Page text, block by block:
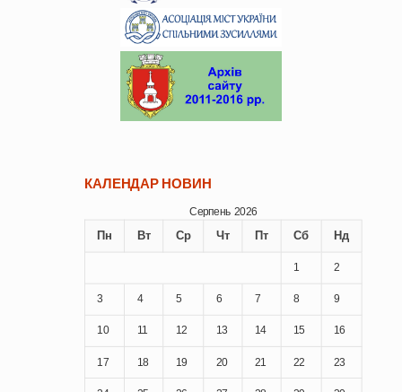
КАЛЕНДАР НОВИН
Серпень 2026
Пн Вт Ср Чт Пт Сб Нд
1 2
3 4 5 6 7 8 9
10 11 12 13 14 15 16
17 18 19 20 21 22 23